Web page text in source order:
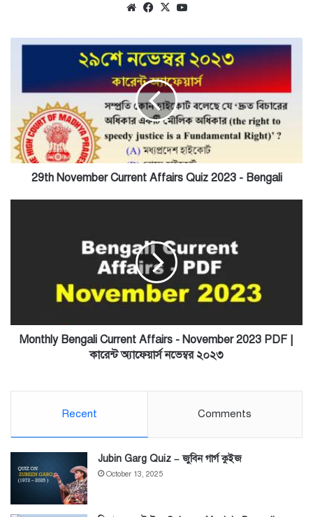
WebsiteFacebook
X
29th
Affairs
2023
Bengali
29th November Current Affairs Quiz 2023 - Bengali
|
কারেন্ট
Monthly Bengali Current Affairs - November 2023 PDF |
কারেন্ট অ্যাফেয়ার্স নভেম্বর ২০২৩
Recent Comments
Jubin Garg Quiz – জুবিন গার্গ কুইজ
October 13, 2025